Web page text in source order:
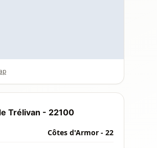
Trélivan - 22100
Côtes d'Armor - 22